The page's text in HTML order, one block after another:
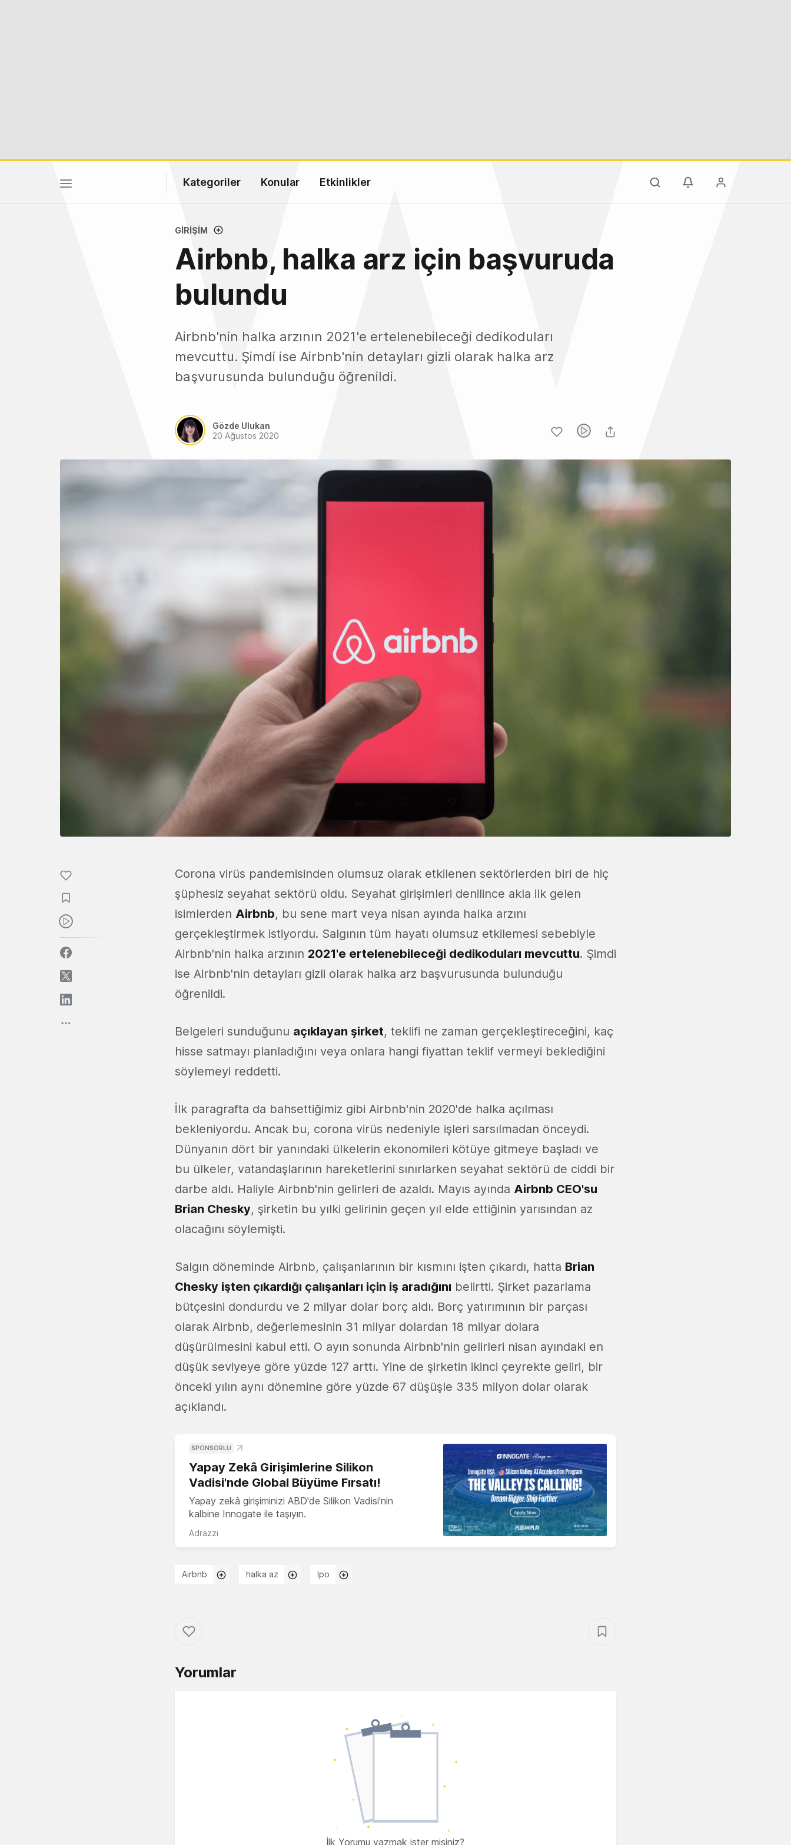
Kategoriler Konular Etkinlikler
GIRIŞIM
Airbnb, halka arz için başvuruda
bulundu
Airbnb'nin halka arzının 2021'e ertelenebileceği dedikoduları
mevcuttu. Şimdi ise Airbnb'nin detayları gizli olarak halka arz
başvurusunda bulunduğu öğrenildi.
Gözde Ulukan
20 Ağustos 2020
Corona virüs pandemisinden olumsuz olarak etkilenen sektörlerden biri de hiç
şüphesiz seyahat sektörü oldu. Seyahat girişimleri denilince akla ilk gelen
isimlerden Airbnb, bu sene mart veya nisan ayında halka arzını
gerçekleştirmek istiyordu. Salgının tüm hayatı olumsuz etkilemesi sebebiyle
Airbnb'nin halka arzının 2021'e ertelenebileceği dedikoduları mevcuttu. Şimdi
ise Airbnb'nin detayları gizli olarak halka arz başvurusunda bulunduğu
öğrenildi.
Belgeleri sunduğunu açıklayan şirket, teklifi ne zaman gerçekleştireceğini, kaç
hisse satmayı planladığını veya onlara hangi fiyattan teklif vermeyi beklediğini
söylemeyi reddetti.
İlk paragrafta da bahsettiğimiz gibi Airbnb'nin 2020'de halka açılması
bekleniyordu. Ancak bu, corona virüs nedeniyle işleri sarsılmadan önceydi.
Dünyanın dört bir yanındaki ülkelerin ekonomileri kötüye gitmeye başladı ve
bu ülkeler, vatandaşlarının hareketlerini sınırlarken seyahat sektörü de ciddi bir
darbe aldı. Haliyle Airbnb'nin gelirleri de azaldı. Mayıs ayında Airbnb CEO'su
Brian Chesky, şirketin bu yılki gelirinin geçen yıl elde ettiğinin yarısından az
olacağını söylemişti.
Salgın döneminde Airbnb, çalışanlarının bir kısmını işten çıkardı, hatta Brian
Chesky işten çıkardığı çalışanları için iş aradığını belirtti. Şirket pazarlama
bütçesini dondurdu ve 2 milyar dolar borç aldı. Borç yatırımının bir parçası
olarak Airbnb, değerlemesinin 31 milyar dolardan 18 milyar dolara
düşürülmesini kabul etti. O ayın sonunda Airbnb'nin gelirleri nisan ayındaki en
düşük seviyeye göre yüzde 127 arttı. Yine de şirketin ikinci çeyrekte geliri, bir
önceki yılın aynı dönemine göre yüzde 67 düşüşle 335 milyon dolar olarak
açıklandı.
SPONSORLU
Yapay Zekâ Girişimlerine Silikon
Vadisi'nde Global Büyüme Fırsatı!
Yapay zekâ girişiminizi ABD'de Silikon Vadisi'nin
kalbine Innogate ile taşıyın.
Adrazzi
Airbnb halka az Ipo
Yorumlar
İlk Yorumu yazmak ister misiniz?